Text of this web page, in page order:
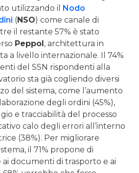
utilizzando il Nodo
(NSO) come canale di
il restante 57% è stato
Peppol, architettura in
a livello internazionale. Il 74%
del SSN rispondenti alla
sta già cogliendo diversi
del sistema, come l’aumento
degli ordini (45%),
e tracciabilità del processo
calo degli errori all’interno
(38%). Per migliorare
il 71% propone di
documenti di trasporto e ai